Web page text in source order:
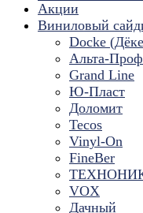
Акции
Виниловый
Docke
Альта-
Grand Line
Ю-Пласт
Доломит
Tecos
Vinyl-On
FineBer
VOX
Дачный